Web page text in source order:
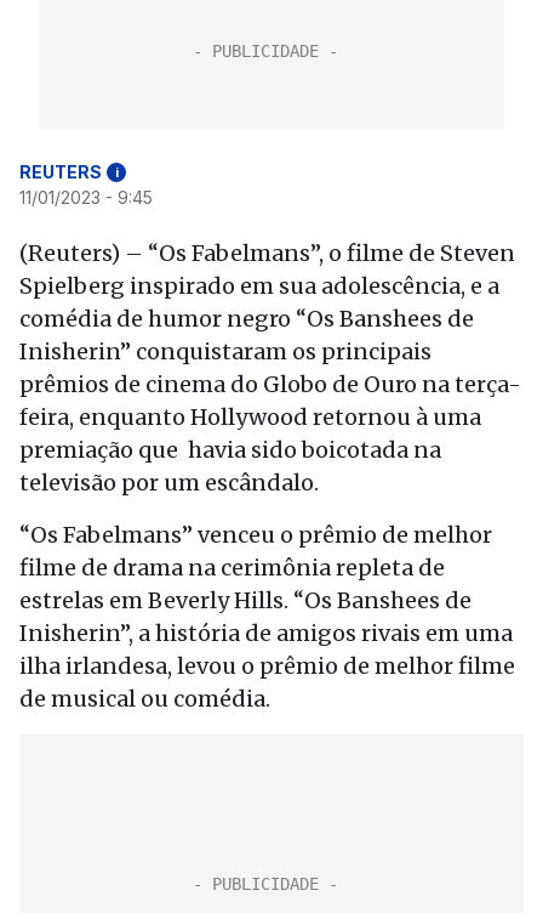
REUTERS i
11/01/2023 - 9:45
(Reuters) – “Os Fabelmans”, o filme de Steven
Spielberg inspirado em sua adolescência, e a
comédia de humor negro “Os Banshees de
Inisherin” conquistaram os principais
prêmios de cinema do Globo de Ouro na terça-
feira, enquanto Hollywood retornou à uma
premiação que havia sido boicotada na
televisão por um escândalo.
“Os Fabelmans” venceu o prêmio de melhor
filme de drama na cerimônia repleta de
estrelas em Beverly Hills. “Os Banshees de
Inisherin”, a história de amigos rivais em uma
ilha irlandesa, levou o prêmio de melhor filme
de musical ou comédia.